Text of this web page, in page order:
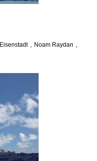
Noam Raydan